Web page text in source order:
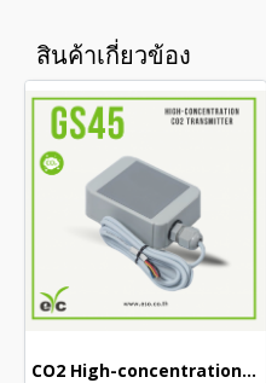
สินค้าเกี่ยวข้อง
CO2 High-concentration Sensor transmitter GS45-N (0..30%vol)